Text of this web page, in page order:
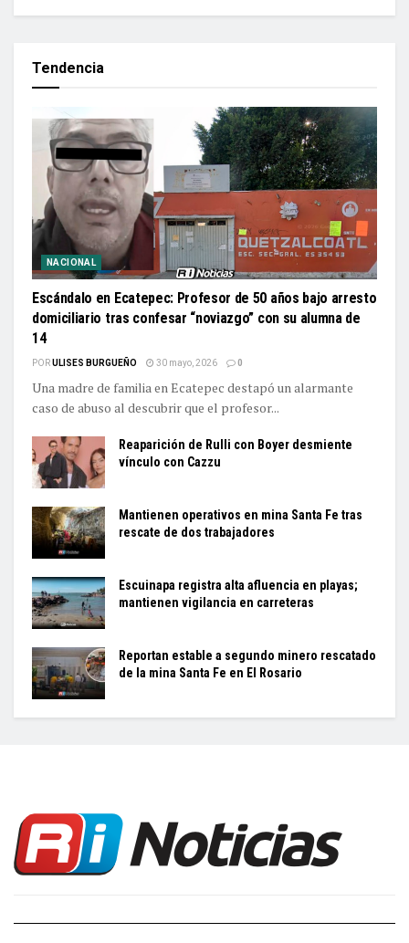
Tendencia
NACIONAL
Escándalo en Ecatepec: Profesor de 50 años bajo arresto
domiciliario tras confesar “noviazgo” con su alumna de
14
PORULISES BURGUEÑO 30 mayo, 2026 0
Una madre de familia en Ecatepec destapó un alarmante
caso de abuso al descubrir que el profesor...
Reaparición de Rulli con Boyer desmiente
vínculo con Cazzu
Mantienen operativos en mina Santa Fe tras
rescate de dos trabajadores
Escuinapa registra alta afluencia en playas;
mantienen vigilancia en carreteras
Reportan estable a segundo minero rescatado
de la mina Santa Fe en El Rosario